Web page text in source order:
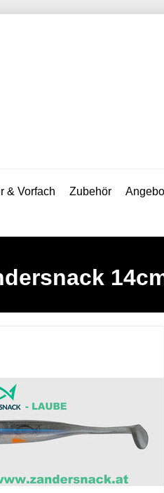
& Vorfach Zubehör